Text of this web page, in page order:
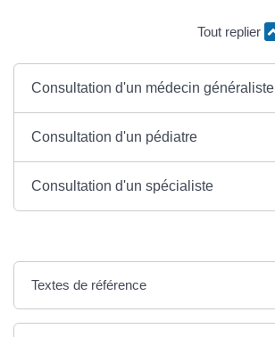
Tout replier
Consultation d'un médecin généraliste
Consultation d'un pédiatre
Consultation d'un spécialiste
Textes de référence